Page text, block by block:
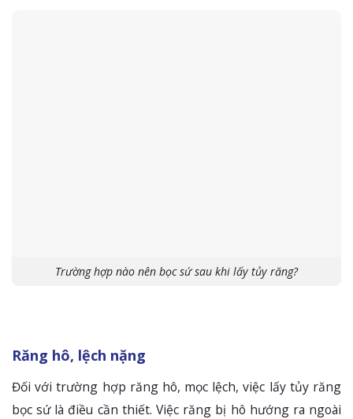
Trường hợp nào nên bọc sứ sau khi lấy tủy răng?
Răng hô, lệch nặng
Đối với trường hợp răng hô, mọc lệch, việc lấy tủy răng
bọc sứ là điều cần thiết. Việc răng bị hô hướng ra ngoài